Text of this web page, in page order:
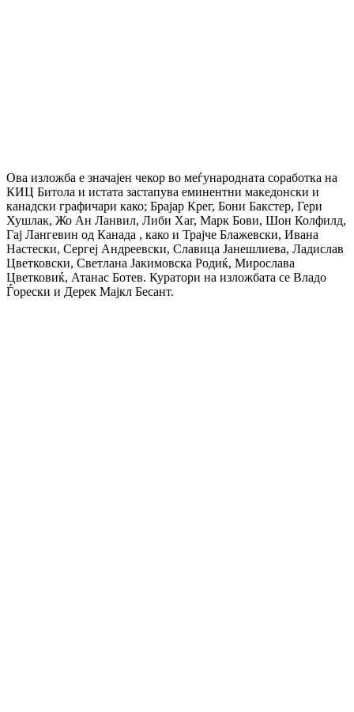
Ова изложба е значајен чекор во меѓународната соработка на
КИЦ Битола и истата застапува еминентни македонски и
канадски графичари како; Брајар Крег, Бони Бакстер, Гери
Хушлак, Жо Ан Ланвил, Либи Хаг, Марк Бови, Шон Колфилд,
Гај Лангевин од Канада , како и Трајче Блажевски, Ивана
Настески, Сергеј Андреевски, Славица Јанешлиева, Ладислав
Цветковски, Светлана Јакимовска Родиќ, Мирослава
Цветковиќ, Атанас Ботев. Куратори на изложбата се Владо
Ѓорески и Дерек Мајкл Бесант.